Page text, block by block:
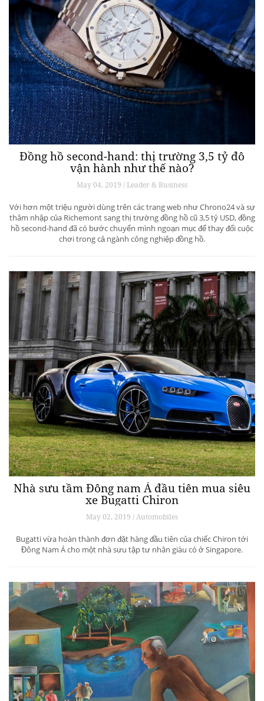
Đồng hồ second-hand: thị trường 3,5 tỷ đô
vận hành như thế nào?
May 04, 2019 / Leader & Business
Với hơn một triệu người dùng trên các trang web như Chrono24 và sự
thâm nhập của Richemont sang thị trường đồng hồ cũ 3,5 tỷ USD, đồng
hồ second-hand đã có bước chuyển mình ngoạn mục để thay đổi cuộc
chơi trong cả ngành công nghiệp đồng hồ.
Nhà sưu tầm Đông nam Á đầu tiên mua siêu
xe Bugatti Chiron
May 02, 2019 / Automobiles
Bugatti vừa hoàn thành đơn đặt hàng đầu tiên của chiếc Chiron tới
Đông Nam Á cho một nhà sưu tập tư nhân giàu có ở Singapore.